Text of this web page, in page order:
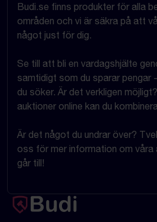
Budi.se finns produkter för alla
områden och vi är säkra på att
något just för dig.
Se till att bli en vardagshjälte
samtidigt som du sparar pengar
du söker. Är det verkligen
auktioner online kan du
Är det något du undrar över?
oss för mer information om våra
går till!